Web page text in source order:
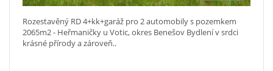
Rozestavěný RD 4+kk+garáž pro 2 automobily s pozemkem
2065m2 - Heřmaničky u Votic, okres Benešov Bydlení v srdci
krásné přírody a zároveň..